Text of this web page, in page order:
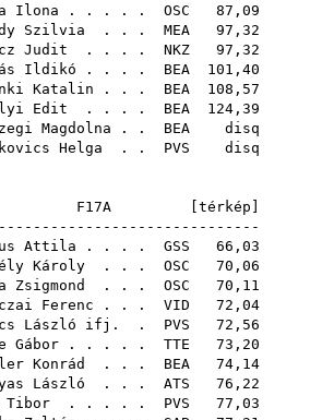
Ilona . . . . . OSC 87,09
Szilvia . . . MEA 97,32
Judit . . . . NKZ 97,32
Ildikó . . . . BEA 101,40
Katalin . . . BEA 108,57
Edit . . . . BEA 124,39
Magdolna . . BEA disq
Helga . . PVS disq
F17A [ térkép
Attila . . . . GSS 66,03
Károly . . . OSC 70,06
Zsigmond . . . OSC 70,11
Ferenc . . . VID 72,04
László ifj. . PVS 72,56
Gábor . . . . . TTE 73,20
Konrád . . . BEA 74,14
László . . . ATS 76,22
Tibor . . . . . PVS 77,03